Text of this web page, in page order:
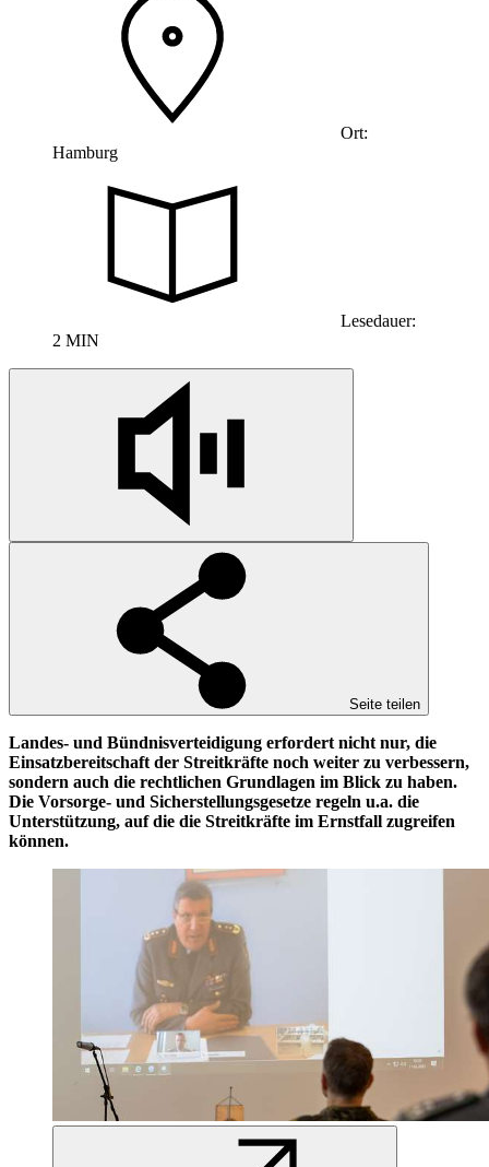
Ort:
Hamburg
Lesedauer:
2 MIN
Seite teilen
Landes- und Bündnisverteidigung erfordert nicht nur, die
Einsatzbereitschaft der Streitkräfte noch weiter zu verbessern,
sondern auch die rechtlichen Grundlagen im Blick zu haben.
Die Vorsorge- und Sicherstellungsgesetze regeln u.a. die
Unterstützung, auf die die Streitkräfte im Ernstfall zugreifen
können.